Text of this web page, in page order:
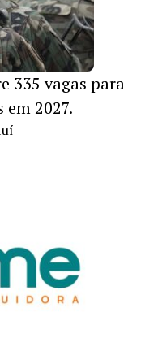
335 vagas para
2027.